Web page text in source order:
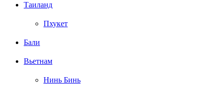
Таиланд
Пхукет
Бали
Вьетнам
Нинь Бинь